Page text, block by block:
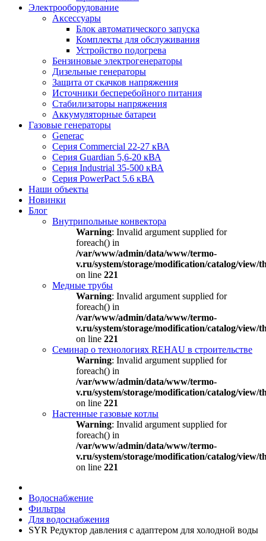
Электрооборудование
Аксессуары
Блок автоматического запуска
Комплекты для обслуживания
Устройство подогрева
Бензиновые электрогенераторы
Дизельные генераторы
Защита от скачков напряжения
Источники бесперебойного питания
Стабилизаторы напряжения
Аккумуляторные батареи
Газовые генераторы
Generac
Серия Commercial 22-27 кВА
Серия Guardian 5,6-20 кВА
Серия Industrial 35-500 кВА
Серия PowerPact 5.6 кВА
Наши объекты
Новинки
Блог
Внутрипольные конвектора
Warning: Invalid argument supplied for
foreach() in
/var/www/admin/data/www/termo-
v.ru/system/storage/modification/catalog/view/
on line 221
Медные трубы
Warning: Invalid argument supplied for
foreach() in
/var/www/admin/data/www/termo-
v.ru/system/storage/modification/catalog/view/
on line 221
Семинар о технологиях REHAU в строительстве
Warning: Invalid argument supplied for
foreach() in
/var/www/admin/data/www/termo-
v.ru/system/storage/modification/catalog/view/
on line 221
Настенные газовые котлы
Warning: Invalid argument supplied for
foreach() in
/var/www/admin/data/www/termo-
v.ru/system/storage/modification/catalog/view/
on line 221
Водоснабжение
Фильтры
Для водоснабжения
SYR Редуктор давления с адаптером для холодной воды